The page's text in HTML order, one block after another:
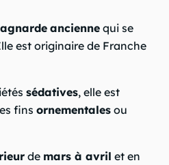
ancienne qui se
est originaire de Franche
sédatives, elle est
fins ornementales ou
de mars à avril et en